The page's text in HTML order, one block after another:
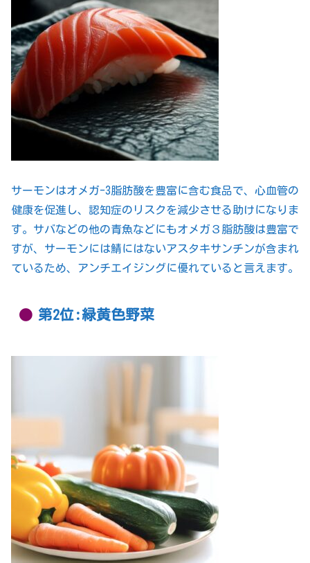
サーモンはオメガ-3脂肪酸を豊富に含む食品で、心血管の
健康を促進し、認知症のリスクを減少させる助けになりま
す。サバなどの他の青魚などにもオメガ３脂肪酸は豊富で
すが、サーモンには鯖にはないアスタキサンチンが含まれ
ているため、アンチエイジングに優れていると言えます。
第2位:緑黄色野菜